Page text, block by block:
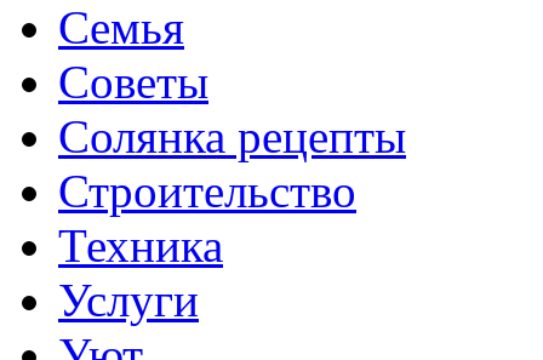
Семья
Советы
Солянка рецепты
Строительство
Техника
Услуги